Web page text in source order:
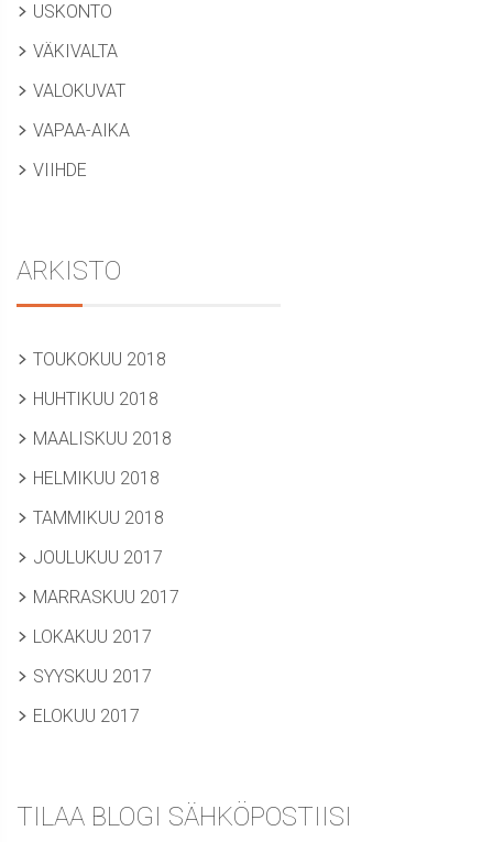
USKONTO
VÄKIVALTA
VALOKUVAT
VAPAA-AIKA
VIIHDE
ARKISTO
TOUKOKUU 2018
HUHTIKUU 2018
MAALISKUU 2018
HELMIKUU 2018
TAMMIKUU 2018
JOULUKUU 2017
MARRASKUU 2017
LOKAKUU 2017
SYYSKUU 2017
ELOKUU 2017
TILAA BLOGI SÄHKÖPOSTIISI